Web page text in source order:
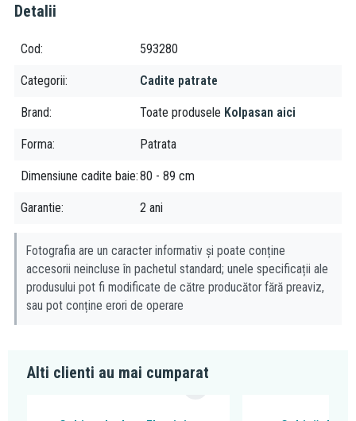
Detalii
Cod 593280
Categorii Cadite patrate
Brand Toate produsele Kolpasan aici
Forma Patrata
Dimensiune cadite baie 80 - 89 cm
Garantie 2 ani
Fotografia are un caracter informativ și poate conține
accesorii neincluse în pachetul standard; unele specificații ale
produsului pot fi modificate de către producător fără preaviz,
sau pot conține erori de operare
Alti clienti au mai cumparat